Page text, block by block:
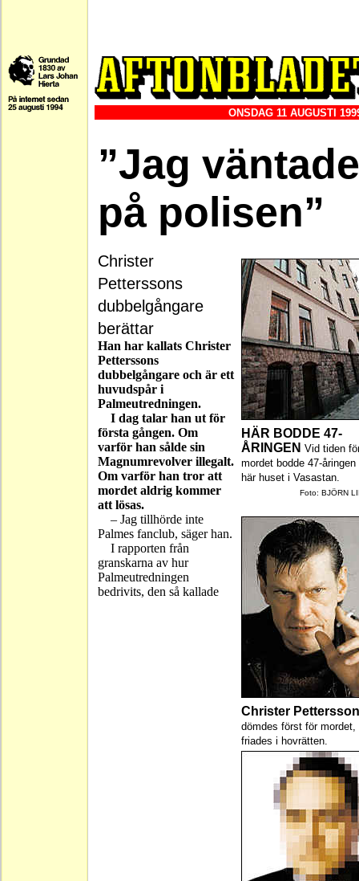
ONSDAG 11 AUGUSTI
”Jag väntade
på polisen”
HÄR BODDE 47-
ÅRINGEN Vid tiden
mordet bodde 47-åringen
här huset i Vasastan.
Foto: BJÖRN
Christer Pettersson
dömdes först för mordet,
friades i hovrätten.
Christer
Petterssons
dubbelgångare
berättar
Han har kallats Christer
Petterssons
dubbelgångare och är ett
huvudspår i
Palmeutredningen.
I dag talar han ut för
första gången. Om
varför han sålde sin
Magnumrevolver illegalt.
Om varför han tror att
mordet aldrig kommer
att lösas.
– Jag tillhörde inte
Palmes fanclub, säger han.
I rapporten från
granskarna av hur
Palmeutredningen
bedrivits, den så kallade